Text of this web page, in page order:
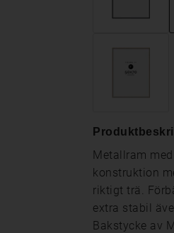
Metallram
konstruktion
riktigt trä.
extra stabil
Bakstycke av